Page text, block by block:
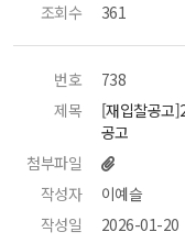
조회수
361
번호
738
제목
[재입찰공고
공고
첨부파일
작성자
이예슬
작성일
2026-01-20